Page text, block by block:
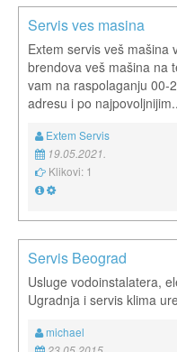
Servis ves masina
Extem servis veš mašina
brendova veš mašina na
vam na raspolaganju 00-
adresu i po
Extem Servis
19.05.2021.
Klikovi: 1
Servis Beograd
Usluge vodoinstalatera,
Ugradnja i servis klima
michael